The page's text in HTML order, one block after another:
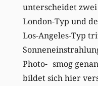
unterscheidet
London-Typ und
Los-Angeles-Typ
Photo- smog
bildet sich hier